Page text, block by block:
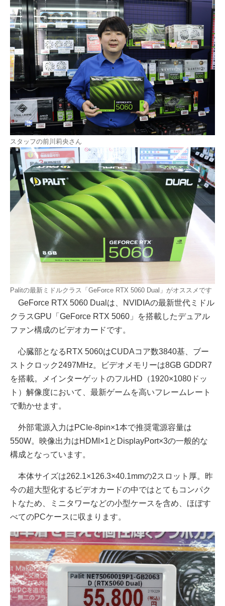
スタッフの前川莉央さん
Palitの最新ミドルクラス「GeForce RTX 5060 Dual」がオススメです
GeForce RTX 5060 Dualは、NVIDIAの最新世代ミドル
クラスGPU「GeForce RTX 5060」を搭載したデュアル
ファン構成のビデオカードです。
心臓部となるRTX 5060はCUDAコア数3840基、ブー
ストクロック2497MHz。ビデオメモリーは8GB GDDR7
を搭載。メインターゲットのフルHD（1920×1080ドッ
ト）解像度において、最新ゲームを高いフレームレート
で動かせます。
外部電源入力はPCIe-8pin×1本で推奨電源容量は
550W。映像出力はHDMI×1とDisplayPort×3の一般的な
構成となっています。
本体サイズは262.1×126.3×40.1mmの2スロット厚。昨
今の超大型化するビデオカードの中ではとてもコンパク
トなため、ミニタワーなどの小型ケースを含め、ほぼす
べてのPCケースに収まります。